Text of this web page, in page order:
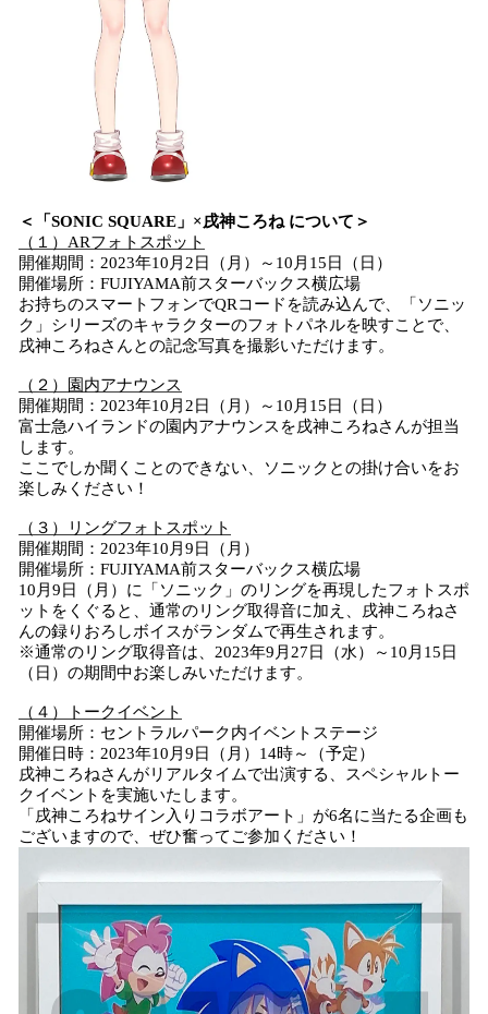
＜「SONIC SQUARE」×戌神ころね について＞
（１）ARフォトスポット
開催期間：2023年10月2日（月）～10月15日（日）
開催場所：FUJIYAMA前スターバックス横広場
お持ちのスマートフォンでQRコードを読み込んで、「ソニッ
ク」シリーズのキャラクターのフォトパネルを映すことで、
戌神ころねさんとの記念写真を撮影いただけます。
（２）園内アナウンス
開催期間：2023年10月2日（月）～10月15日（日）
富士急ハイランドの園内アナウンスを戌神ころねさんが担当
します。
ここでしか聞くことのできない、ソニックとの掛け合いをお
楽しみください！
（３）リングフォトスポット
開催期間：2023年10月9日（月）
開催場所：FUJIYAMA前スターバックス横広場
10月9日（月）に「ソニック」のリングを再現したフォトスポ
ットをくぐると、通常のリング取得音に加え、戌神ころねさ
んの録りおろしボイスがランダムで再生されます。
※通常のリング取得音は、2023年9月27日（水）～10月15日
（日）の期間中お楽しみいただけます。
（４）トークイベント
開催場所：セントラルパーク内イベントステージ
開催日時：2023年10月9日（月）14時～（予定）
戌神ころねさんがリアルタイムで出演する、スペシャルトー
クイベントを実施いたします。
「戌神ころねサイン入りコラボアート」が6名に当たる企画も
ございますので、ぜひ奮ってご参加ください！